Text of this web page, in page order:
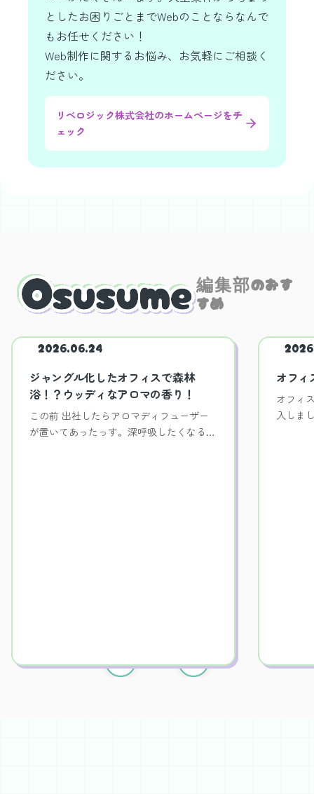
としたお困りごとまでWebのことならなんで
もお任せください！
Web制作に関するお悩み、お気軽にご相談く
ださい。
リベロジック株式会社のホームページをチ
ェック
編集部のおす
すめ
2026.06.24
ジャングル化したオフィスで森林
浴！？ウッディなアロマの香り！
この前 出社したらアロマディフューザー
が置いてあったっす。深呼吸したくなるよ
オフィ
オフィ
入しま